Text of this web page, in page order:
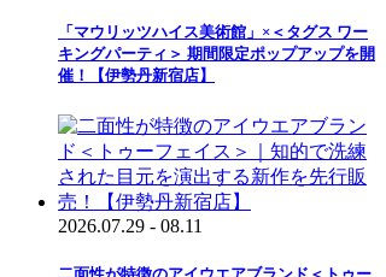
「マウリッツハイス美術館」×＜タグス ワー
キングパーティ＞ 期間限定ポップアップを開
催！【伊勢丹新宿店】
2026.07.29 - 08.11